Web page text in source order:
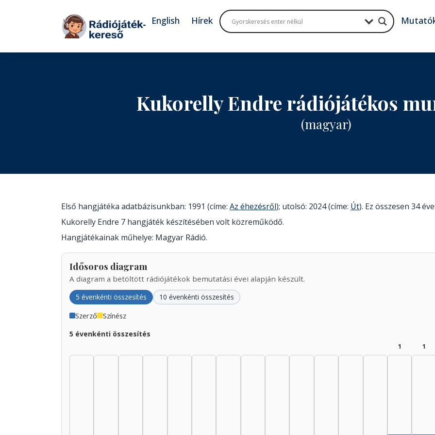
Tovább a tartalomhoz
English Hírek
Kukorelly Endre rádiójátékos
(magyar)
Első hangjátéka adatbázisunkban: 1991 (címe: Az éhezésről); utolsó: 2024 (címe: Út). Ez összesen 34
Kukorelly Endre 7 hangjáték készítésében volt közreműködő.
Hangjátékainak műhelye: Magyar Rádió.
Idősoros diagram
A diagram a betöltött rádiójátékok bemutatási évei alapján készült.
5 évenkénti összesítés 10 évenkénti összesítés
Szerző Színész
5 évenkénti összesítés
1 1